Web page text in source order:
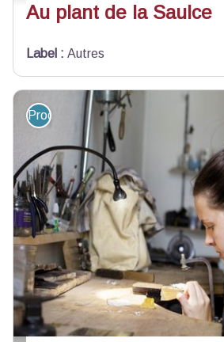
Au plant de la Saulce
Label : Autres
Produit du terroir et artisanat